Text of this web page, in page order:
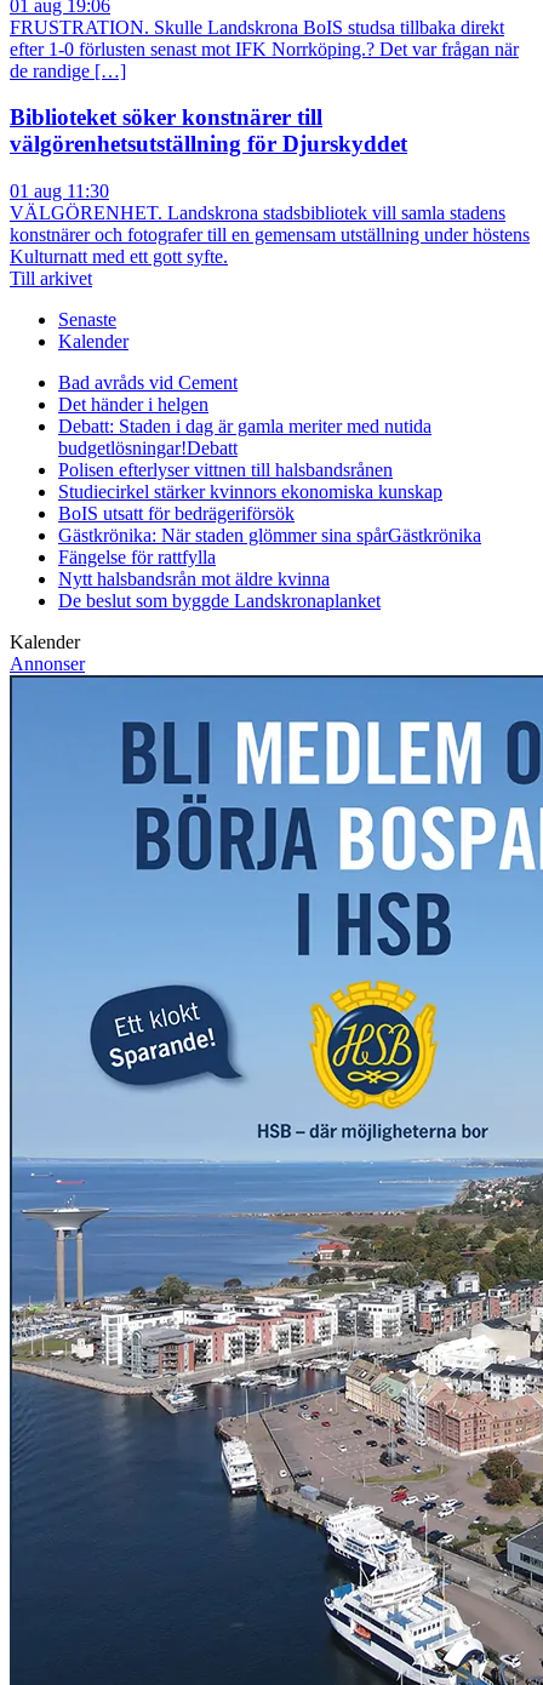
01 aug 19:06
FRUSTRATION. Skulle Landskrona BoIS studsa tillbaka direkt
efter 1-0 förlusten senast mot IFK Norrköping.? Det var frågan när
de randige […]
Biblioteket söker konstnärer till
välgörenhetsutställning för Djurskyddet
01 aug 11:30
VÄLGÖRENHET. Landskrona stadsbibliotek vill samla stadens
konstnärer och fotografer till en gemensam utställning under höstens
Kulturnatt med ett gott syfte.
Till arkivet
Senaste
Kalender
Bad avråds vid Cement
Det händer i helgen
Debatt: Staden i dag är gamla meriter med nutida
budgetlösningar!Debatt
Polisen efterlyser vittnen till halsbandsrånen
Studiecirkel stärker kvinnors ekonomiska kunskap
BoIS utsatt för bedrägeriförsök
Gästkrönika: När staden glömmer sina spårGästkrönika
Fängelse för rattfylla
Nytt halsbandsrån mot äldre kvinna
De beslut som byggde Landskronaplanket
Kalender
Annonser